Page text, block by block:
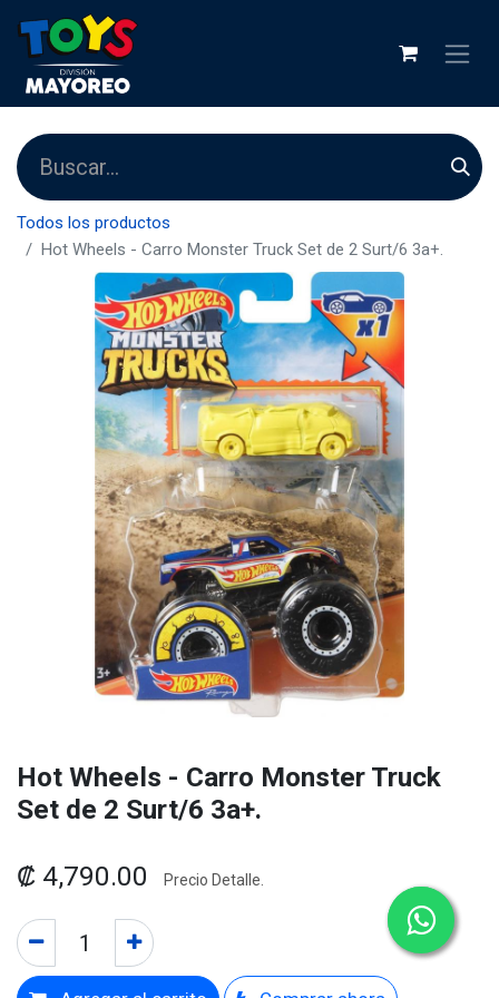
Todos los productos
Hot Wheels - Carro Monster Truck Set de 2 Surt/6 3a+.
Hot Wheels - Carro Monster Truck
Set de 2 Surt/6 3a+.
₡ 4,790.00 Precio Detalle.